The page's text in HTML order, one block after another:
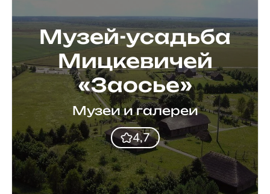
Музей-усадьба
Мицкевичей
«Заосье»
Музеи и галереи
4,7